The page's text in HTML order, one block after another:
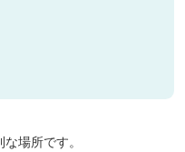
場所です。